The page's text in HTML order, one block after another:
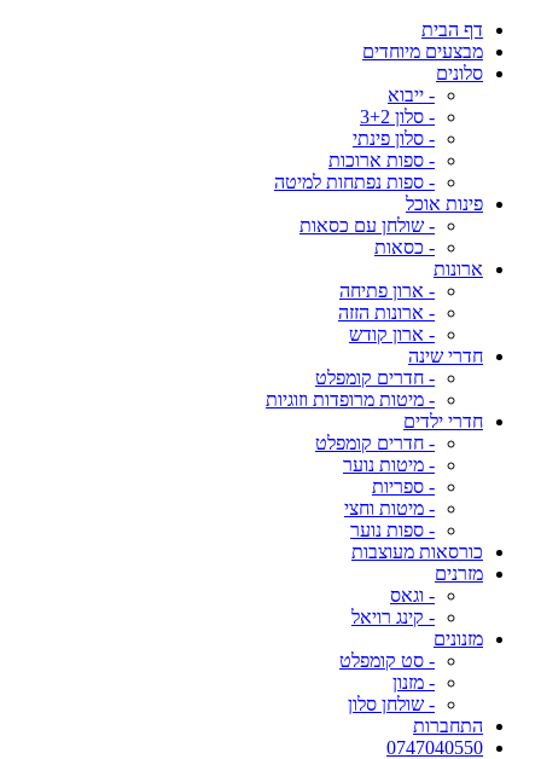
דף הבית
מבצעים מיוחדים
סלונים
- ייבוא
- סלון 3+2
- סלון פינתי
- ספות ארוכות
- ספות נפתחות למיטה
פינות אוכל
- שולחן עם כסאות
- כסאות
ארונות
- ארון פתיחה
- ארונות הזזה
- ארון קודש
חדרי שינה
- חדרים קומפלט
- מיטות מרופדות וזוגיות
חדרי ילדים
- חדרים קומפלט
- מיטות נוער
- ספריות
- מיטות וחצי
- ספות נוער
כורסאות מעוצבות
מזרנים
- וגאס
- קינג רויאל
מזנונים
- סט קומפלט
- מזנון
- שולחן סלון
התחברות
0747040550